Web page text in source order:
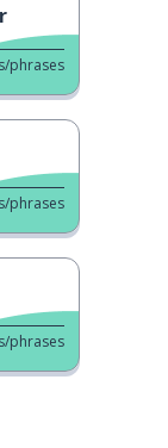
phrases
phrases
phrases